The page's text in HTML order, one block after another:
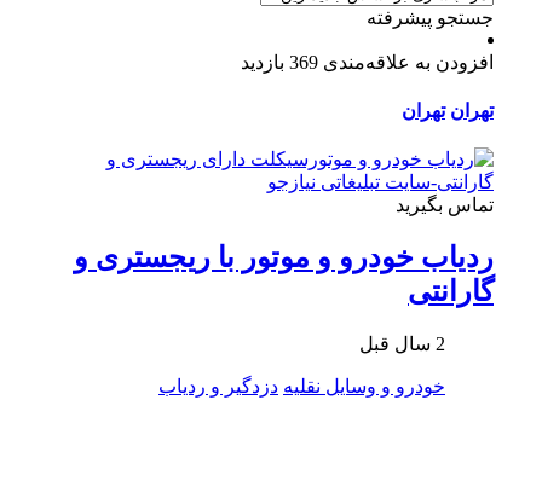
جستجو پیشرفته
افزودن به علاقه‌مندی 369 بازدید
تهران تهران
تماس بگیرید
ردیاب خودرو و موتور با ریجستری و
گارانتی
2 سال قبل
خودرو و وسایل نقلیه دزدگیر و ردیاب